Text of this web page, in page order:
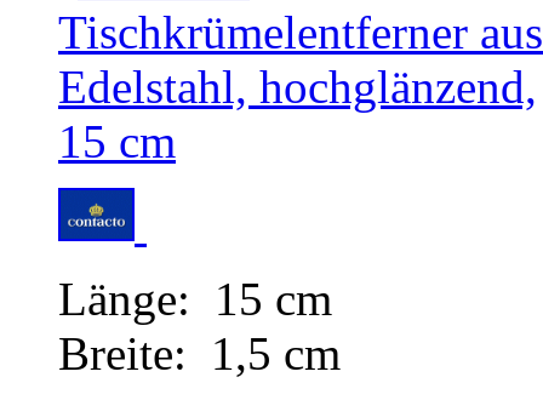
Länge: 15 cm
Breite: 1,5 cm